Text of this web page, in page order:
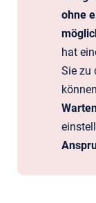
ohne
hat
Sie zu